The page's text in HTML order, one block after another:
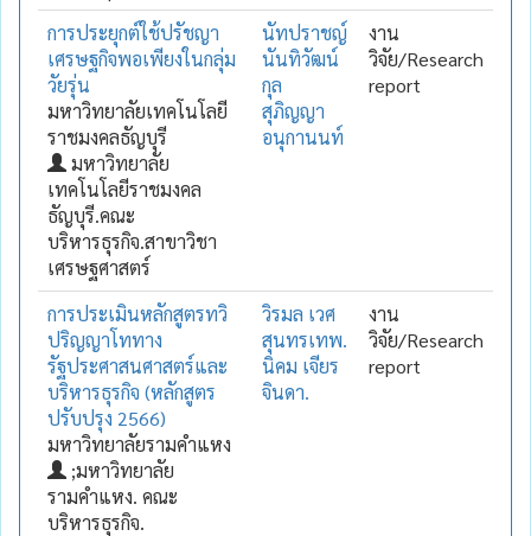
การประยุกต์ใช้ปรัชญา
เศรษฐกิจพอเพียงในกลุ่ม
วัยรุ่น
มหาวิทยาลัยเทคโนโลยี
ราชมงคลธัญบุรี
มหาวิทยาลัย
เทคโนโลยีราชมงคล
ธัญบุรี.คณะ
บริหารธุรกิจ.สาขาวิชา
เศรษฐศาสตร์
นัทปราชญ์
นันทิวัฒน์
กุล
สุภิญญา
อนุกานนท์
งาน
วิจัย/Research
report
การประเมินหลักสูตรทวิ
ปริญญาโททาง
รัฐประศาสนศาสตร์และ
บริหารธุรกิจ (หลักสูตร
ปรับปรุง 2566)
มหาวิทยาลัยรามคำแหง
;มหาวิทยาลัย
รามคำแหง. คณะ
บริหารธุรกิจ.
วิรมล เวศ
สุนทรเทพ.
นิคม เจียร
จินดา.
งาน
วิจัย/Research
report